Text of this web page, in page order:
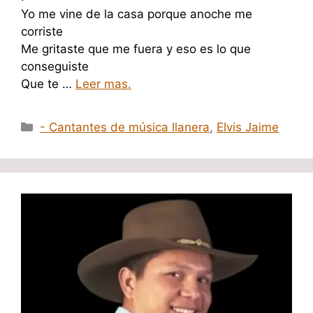
Yo me vine de la casa porque anoche me
corriste
Me gritaste que me fuera y eso es lo que
conseguiste
Que te … Leer mas.
Categorías
- Cantantes de música llanera, Elvis Jaime